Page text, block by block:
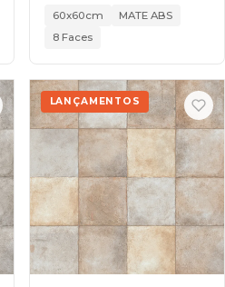
60x60cm
MATE ABS
8 Faces
LANÇAMENTOS